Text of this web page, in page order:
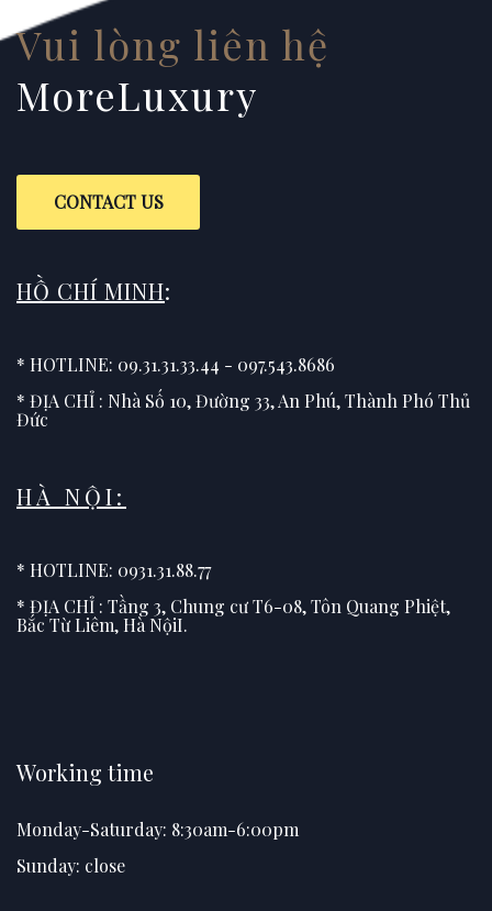
Vui lòng liên hệ
MoreLuxury
CONTACT US
HỒ CHÍ MINH:
* HOTLINE: 09.31.31.33.44 - 097.543.8686
* ĐỊA CHỈ : Nhà Số 10, Đường 33, An Phú, Thành Phó Thủ
Đức
HÀ NỘI:
* HOTLINE: 0931.31.88.77
* ĐỊA CHỈ : Tầng 3, Chung cư T6-08, Tôn Quang Phiệt,
Bắc Từ Liêm, Hà NộiI.
Working time
Monday-Saturday: 8:30am-6:00pm
Sunday: close